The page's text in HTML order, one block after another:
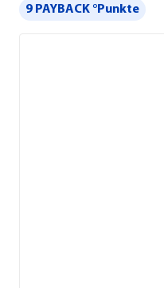
9 PAYBACK °Punkte